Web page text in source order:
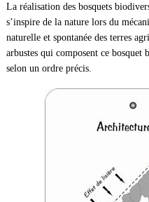
La réalisation des bosquets
s’inspire de la nature lors du
naturelle et spontanée des terres
arbustes qui composent ce bosquet
selon un ordre précis.